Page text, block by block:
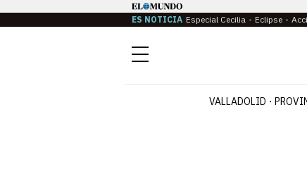
ES NOTICIA Especial Cecilia Eclipse
Menú
VALLADOLID